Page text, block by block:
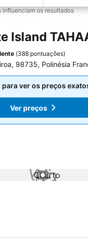
influenciam os resultados
Island
(388 pontuações)
98735, Polinésia
ver os preços
Ver preços
ver os preços
Ver preços
1 / 1